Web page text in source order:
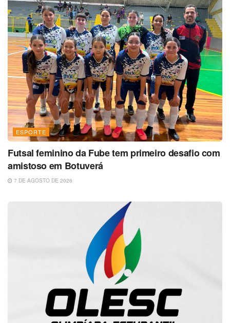
ESPORTE
Futsal feminino da Fube tem primeiro desafio com
amistoso em Botuverá
7 DE AGOSTO DE 2026